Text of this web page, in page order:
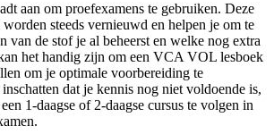
aan om proefexamens te gebruiken. Deze
steeds vernieuwd en helpen je om te
van de stof je al beheerst en welke nog extra
het handig zijn om een VCA VOL lesboek
om je optimale voorbereiding te
dat je kennis nog niet voldoende is,
1-daagse of 2-daagse cursus te volgen in